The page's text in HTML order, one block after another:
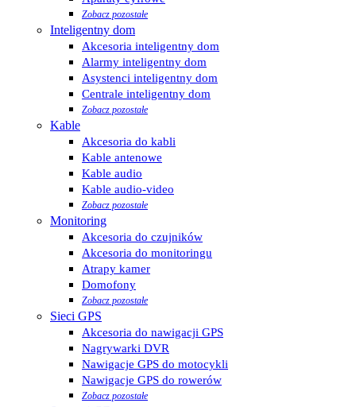
Zobacz pozostałe
Inteligentny dom
Akcesoria inteligentny dom
Alarmy inteligentny dom
Asystenci inteligentny dom
Centrale inteligentny dom
Zobacz pozostałe
Kable
Akcesoria do kabli
Kable antenowe
Kable audio
Kable audio-video
Zobacz pozostałe
Monitoring
Akcesoria do czujników
Akcesoria do monitoringu
Atrapy kamer
Domofony
Zobacz pozostałe
Sieci GPS
Akcesoria do nawigacji GPS
Nagrywarki DVR
Nawigacje GPS do motocykli
Nawigacje GPS do rowerów
Zobacz pozostałe